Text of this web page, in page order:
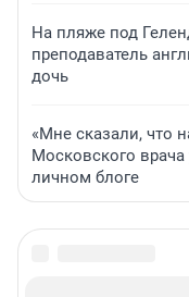
На пляже под
преподаватель
дочь
«Мне сказали, что
Московского
личном блоге